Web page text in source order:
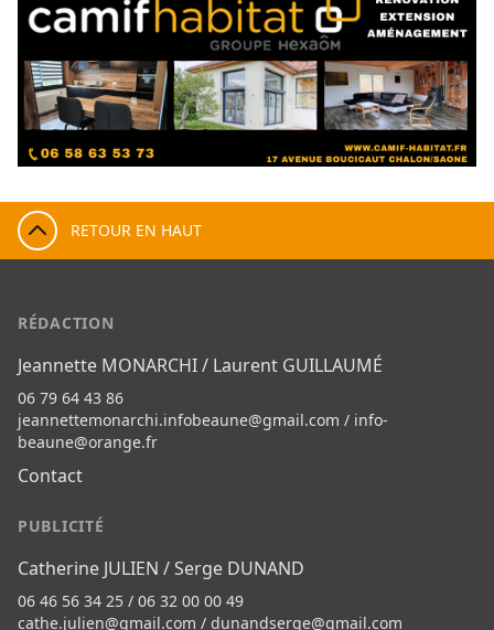
RETOUR EN HAUT
RÉDACTION
Jeannette MONARCHI / Laurent GUILLAUMÉ
06 79 64 43 86
jeannettemonarchi.infobeaune@gmail.com / info-
beaune@orange.fr
Contact
PUBLICITÉ
Catherine JULIEN / Serge DUNAND
06 46 56 34 25 / 06 32 00 00 49
cathe.julien@gmail.com / dunandserge@gmail.com